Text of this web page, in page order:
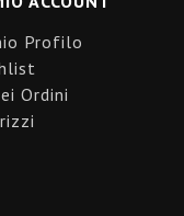
Profilo
Ordini